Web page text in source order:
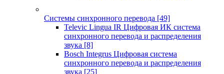
Системы синхронного перевода [49]
Televic Lingua IR Цифровая ИК система
синхронного перевода и распределения
звука [8]
Bosch Integrus Цифровая система
синхронного перевода и распределения
звука [25]